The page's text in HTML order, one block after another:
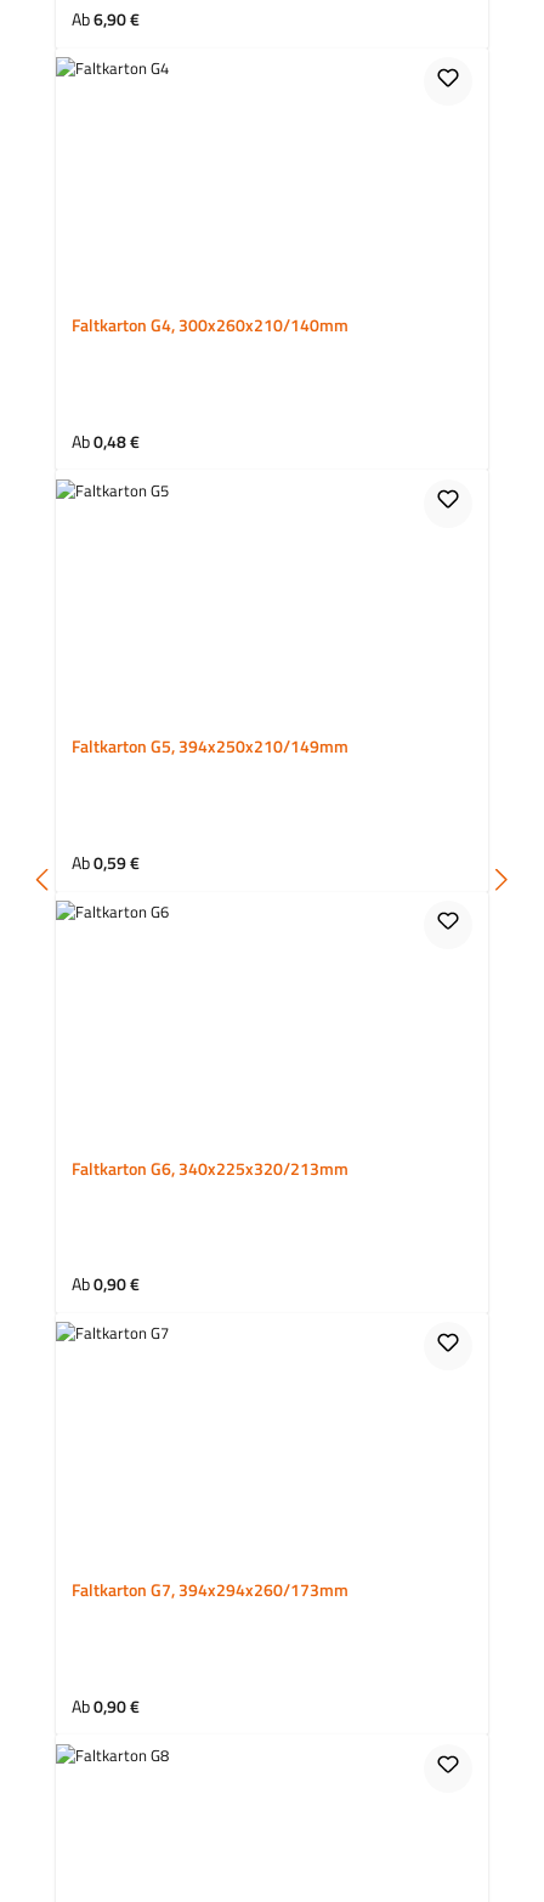
Regulärer Preis:
Ab6,90 €
Faltkarton G4, 300x260x210/140mm
Regulärer Preis:
Ab0,48 €
Faltkarton G5, 394x250x210/149mm
Regulärer Preis:
Ab0,59 €
Faltkarton G6, 340x225x320/213mm
Regulärer Preis:
Ab0,90 €
Faltkarton G7, 394x294x260/173mm
Regulärer Preis:
Ab0,90 €